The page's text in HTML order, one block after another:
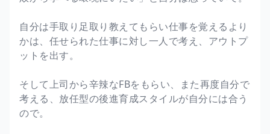
自分は手取り足取り教えてもらい仕事を覚えるより
かは、任せられた仕事に対し一人で考え、アウトプ
ットを出す。
そして上司から辛辣なFBをもらい、また再度自分で
考える、放任型の後進育成スタイルが自分には合う
ので。